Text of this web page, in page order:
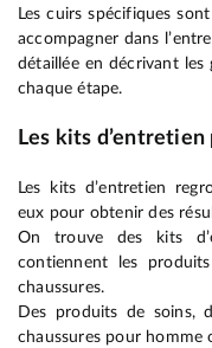
Les cuirs spécifiques
accompagner dans
détaillée en décrivant
chaque étape.
Les kits d’entretien
Les kits d’entretien
eux pour obtenir des
On trouve des kits
contiennent les
chaussures.
Des produits de soins,
chaussures pour homme